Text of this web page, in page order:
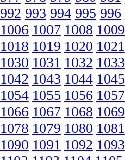
992 993 994 995 996
1006 1007 1008 1009
1018 1019 1020 1021
1030 1031 1032 1033
1042 1043 1044 1045
1054 1055 1056 1057
1066 1067 1068 1069
1078 1079 1080 1081
1090 1091 1092 1093